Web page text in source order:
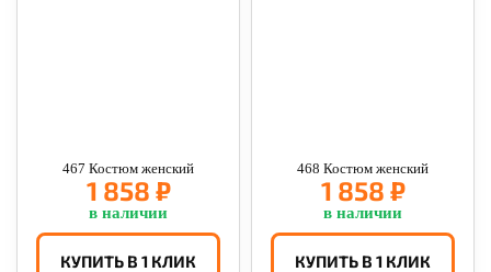
467 Костюм женский
1 858 ₽
в наличии
КУПИТЬ В 1 КЛИК
468 Костюм женский
1 858 ₽
в наличии
КУПИТЬ В 1 КЛИК